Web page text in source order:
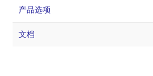
产品选项
文档